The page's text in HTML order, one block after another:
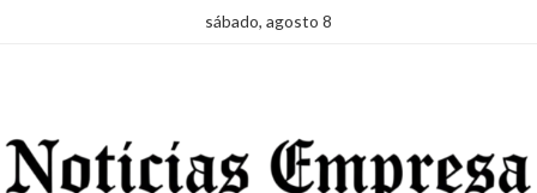
sábado, agosto 8